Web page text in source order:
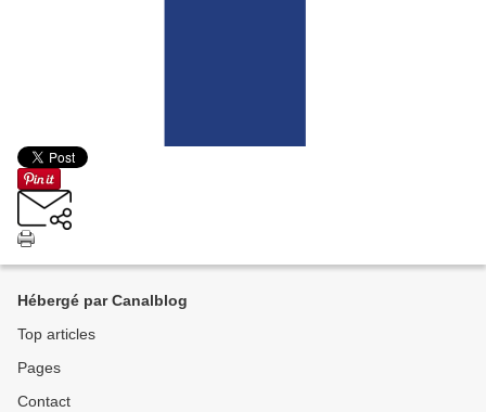
Hébergé par Canalblog
Top articles
Pages
Contact